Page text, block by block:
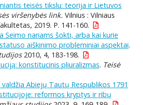
teisės tikslu: teorija ir Lietuvos
viršenybės link. Vilnius : Vilniaus
2019. P. 141-160.
Seimo nariams šokti, arba kai kurie
aiškinimo probleminiai aspektai.
2010, 4, 183-198.
konstitucinis pliuralizmas. Teisė
Abiejų Tautų Respublikos 1791
reformos kryptys ir ribų